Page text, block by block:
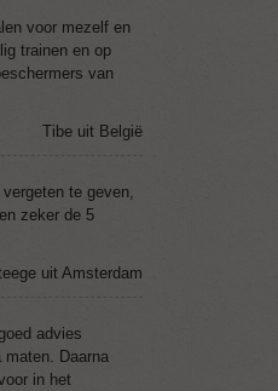
voor mezelf en
trainen en op
van
Tibe uit België
te geven,
zeker de 5
uit Amsterdam
advies
maten. Daarna
in het